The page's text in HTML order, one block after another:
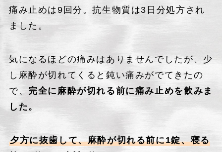
痛み止めは9回分。抗生物質は3日分処方され
ました。
気になるほどの痛みはありませんでしたが、少
し麻酔が切れてくると鈍い痛みがでてきたの
で、 完全に麻酔が切れる前に痛み止めを飲みま
した。
夕方に抜歯して、麻酔が切れる前に1錠、寝る